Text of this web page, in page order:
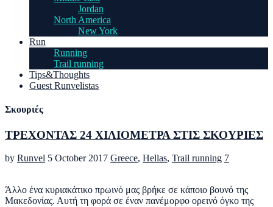
Jordan
North America
New York
Run
Running
Trail running
Tips&Thoughts
Guest Runvelistas
Σκουριές
ΤΡΕΧΟΝΤΑΣ 24 ΧΙΛΙΟΜΕΤΡΑ ΣΤΙΣ ΣΚΟΥΡΙΕΣ
by Runvel 5 October 2017 Greece, Hellas, Trail running 7
Άλλο ένα κυριακάτικο πρωινό μας βρήκε σε κάποιο βουνό της
Μακεδονίας. Αυτή τη φορά σε έναν πανέμορφο ορεινό όγκο της